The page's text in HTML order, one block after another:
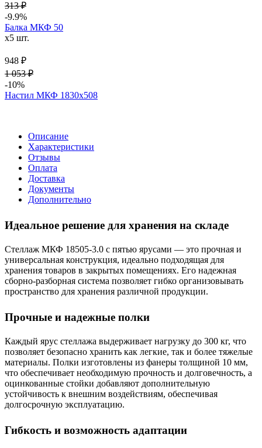
313 ₽
-9.9%
Балка МКФ 50
x5 шт.
948 ₽
1 053 ₽
-10%
Настил МКФ 1830х508
Описание
Характеристики
Отзывы
Оплата
Доставка
Документы
Дополнительно
Идеальное решение для хранения на складе
Стеллаж МКФ 18505-3.0 с пятью ярусами — это прочная и
универсальная конструкция, идеально подходящая для
хранения товаров в закрытых помещениях. Его надежная
сборно-разборная система позволяет гибко организовывать
пространство для хранения различной продукции.
Прочные и надежные полки
Каждый ярус стеллажа выдерживает нагрузку до 300 кг, что
позволяет безопасно хранить как легкие, так и более тяжелые
материалы. Полки изготовлены из фанеры толщиной 10 мм,
что обеспечивает необходимую прочность и долговечность, а
оцинкованные стойки добавляют дополнительную
устойчивость к внешним воздействиям, обеспечивая
долгосрочную эксплуатацию.
Гибкость и возможность адаптации